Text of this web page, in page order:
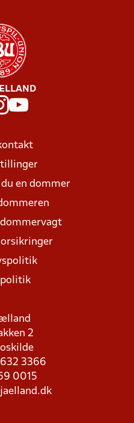
en dommer
2
3366
0015